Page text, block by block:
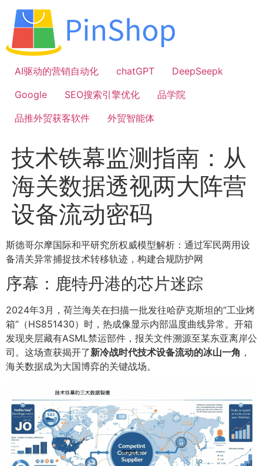
容
AI驱动的营销自动化
chatGPT
DeepSeepk
Google
SEO搜索引擎优化
品学院
品推外贸获客软件
外贸智能体
技术铁幕监测指南：从
海关数据透视两大阵营
设备流动密码
斯德哥尔摩国际和平研究所权威模型解析：通过军民两用设
备清关异常捕捉技术转移轨迹，构建合规防护网
序幕：鹿特丹港的芯片迷踪
2024年3月，荷兰海关在扫描一批发往哈萨克斯坦的“工业烤
箱”（HS851430）时，热成像显示内部温度曲线异常。开箱
发现夹层藏有ASML禁运部件，报关文件溯源至某东亚离岸公
司。这场查获揭开了新冷战时代技术设备流动的冰山一角 ，
海关数据成为大国博弈的关键战场。